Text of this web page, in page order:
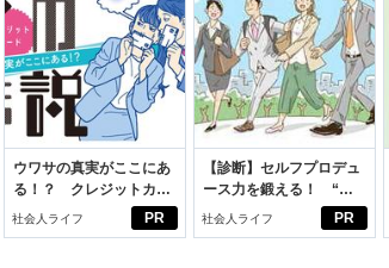
PR
ウワサの真実がここにあ
る！？ クレジットカー
ドの都市伝説
社会人ライフ PR
【診断】セルフプロデュ
ース力を鍛える！ “ジ
ブン観”診断
社会人ライフ